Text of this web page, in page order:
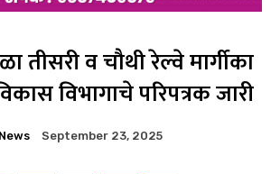
तीसरी व चौथी रेल्वे मार्गीका
विभागाचे परिपत्रक जारी
September 23, 2025